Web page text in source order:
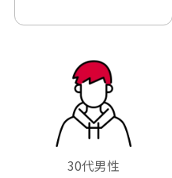
30代男性